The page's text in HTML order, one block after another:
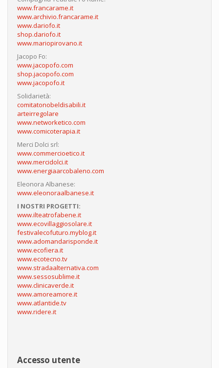
www.francarame.it
www.archivio.francarame.it
www.dariofo.it
shop.dariofo.it
www.mariopirovano.it
Jacopo Fo:
www.jacopofo.com
shop.jacopofo.com
www.jacopofo.it
Solidarietà:
comitatonobeldisabili.it
arteirregolare
www.networketico.com
www.comicoterapia.it
Merci Dolci srl:
www.commercioetico.it
www.mercidolci.it
www.energiaarcobaleno.com
Eleonora Albanese:
www.eleonoraalbanese.it
I NOSTRI PROGETTI:
www.ilteatrofabene.it
www.ecovillaggiosolare.it
festivalecofuturo.myblog.it
www.adomandarisponde.it
www.ecofiera.it
www.ecotecno.tv
www.stradaalternativa.com
www.sessosublime.it
www.clinicaverde.it
www.amoreamore.it
www.atlantide.tv
www.ridere.it
Accesso utente